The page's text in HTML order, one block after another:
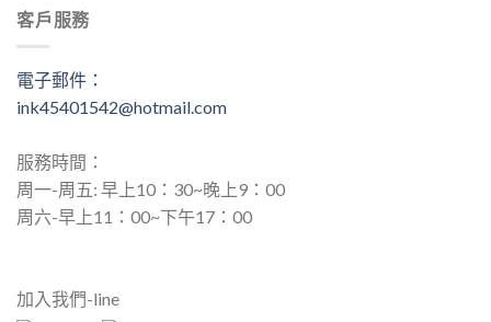
客戶服務
電子郵件：
ink45401542@hotmail.com
服務時間：
周一-周五: 早上10：30~晚上9：00
周六-早上11：00~下午17：00
加入我們-line